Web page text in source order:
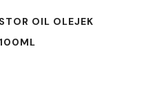
OIL OLEJEK
100ML